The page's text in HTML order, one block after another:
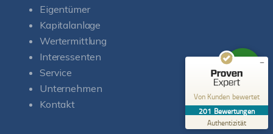
Eigentümer
Kapitalanlage
Wertermittlung
Interessenten
Service
Unternehmen
Kontakt
Von Kunden bewertet
201 Bewertungen
Authentizität
50
Bewertungen auf
ProvenExpert.com
Blick aufs ProvenExpert-Profil werfen
06.08.2026